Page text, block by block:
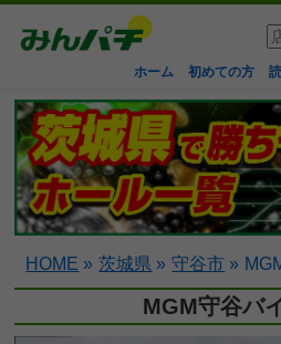
ホーム 初めての方
HOME » 茨城県 » 守谷市 »
MGM守谷バ